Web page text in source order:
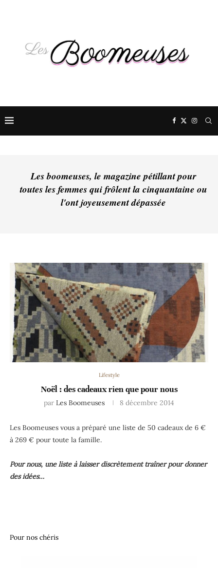
Les boomeuses, le magazine pétillant pour
toutes les femmes qui frôlent la cinquantaine ou
l'ont joyeusement dépassée
Lifestyle
Noël : des cadeaux rien que pour nous
par Les Boomeuses 8 décembre 2014
Les Boomeuses vous a préparé une liste de 50 cadeaux de 6 €
à 269 € pour toute la famille.
Pour nous, une liste à laisser discrètement traîner pour donner
des idées…
Pour nos chéris